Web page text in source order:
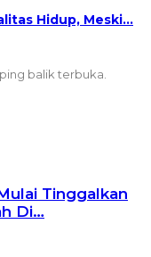
Hidup, Meski…
balik terbuka.
Tinggalkan
Di…